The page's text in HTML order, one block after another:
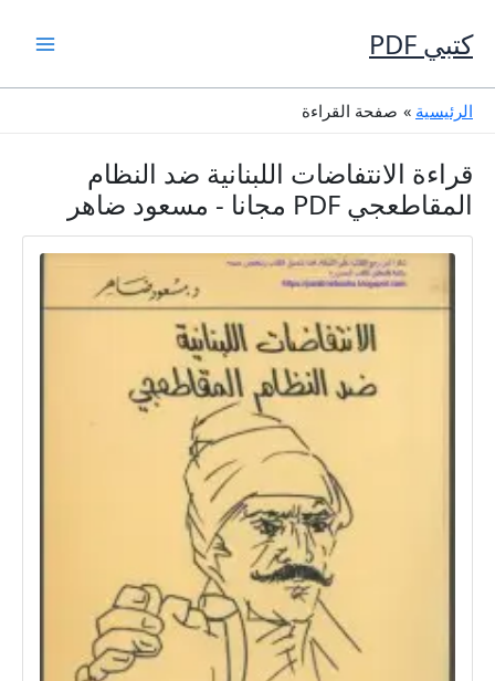
إلى
المحتوى
كتبي PDF
الرئيسية صفحة القراءة
قراءة الانتفاضات اللبنانية ضد النظام
المقاطعجي PDF مجانا - مسعود ضاهر